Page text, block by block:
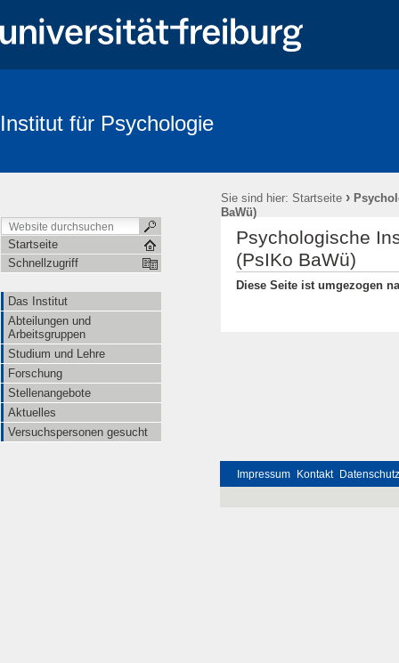
Institut für Psychologie
Sie sind hier: Startseite ›
BaWü)
Startseite
Schnellzugriff
Das Institut
Abteilungen und
Arbeitsgruppen
Studium und Lehre
Forschung
Stellenangebote
Aktuelles
Versuchspersonen gesucht
Psychologische
(PsIKo BaWü)
Diese Seite ist umgezogen
Impressum Kontakt Datenschutz